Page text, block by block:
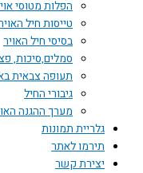
הפלות מטוסי אוייב
טייסות חיל האויר
בסיסי חיל האויר
סמלים,סיכות, פצ'ים,
תעופה צבאית בארץ
גיבורי החיל
מערך ההגנה האווירית
גלריית תמונות
תירמו לאתר
יצירת קשר